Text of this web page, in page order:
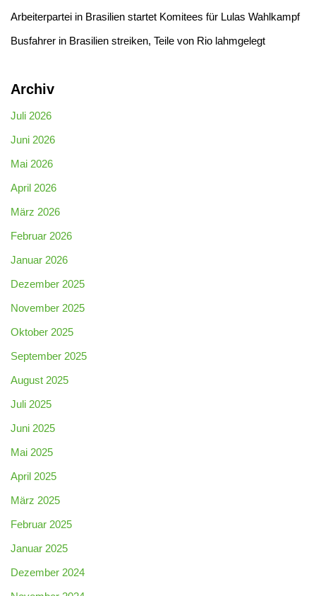
Arbeiterpartei in Brasilien startet Komitees für Lulas Wahlkampf
Busfahrer in Brasilien streiken, Teile von Rio lahmgelegt
Archiv
Juli 2026
Juni 2026
Mai 2026
April 2026
März 2026
Februar 2026
Januar 2026
Dezember 2025
November 2025
Oktober 2025
September 2025
August 2025
Juli 2025
Juni 2025
Mai 2025
April 2025
März 2025
Februar 2025
Januar 2025
Dezember 2024